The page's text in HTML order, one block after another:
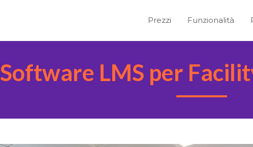
Prezzi Funzionalità
Software LMS per